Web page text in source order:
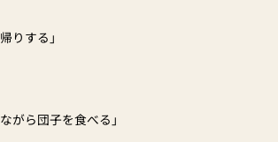
りする」
ら団子を食べる」